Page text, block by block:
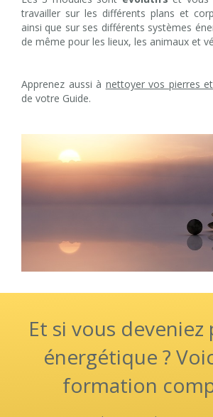
travailler sur les différents plans et
ainsi que sur ses différents systèmes
de même pour les lieux, les animaux et
Apprenez aussi à nettoyer vos pierres
de votre Guide.
Et si vous deveniez
énergétique ?
formation